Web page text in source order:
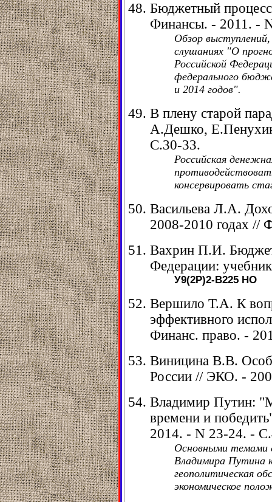
Бюджетный
Финансы. - 2011. -
Обзор
слушаниях "О
Российской
федерального
и 2014 годов".
В плену старой
А.Дешко,
С.30-33.
Российская
консервировать
Васильева Л.А.
2008-2010 годах //
Вахрин П.И.
Федерации:
У9(2Р)2-В225 НО
Вершило Т.А. К
эффективного
Финанс. право. -
Виницина В.В.
России // ЭКО. -
Владимир Путин:
времени и
2014. - N 23-24. -
Основными темами
Владимира Путина
геополитическая
экономическое